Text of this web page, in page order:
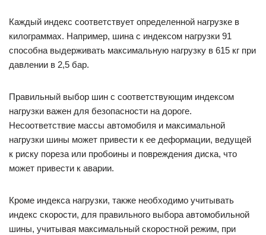
Каждый индекс соответствует определенной нагрузке в
килограммах. Например, шина с индексом нагрузки 91
способна выдерживать максимальную нагрузку в 615 кг при
давлении в 2,5 бар.
Правильный выбор шин с соответствующим индексом
нагрузки важен для безопасности на дороге.
Несоответствие массы автомобиля и максимальной
нагрузки шины может привести к ее деформации, ведущей
к риску пореза или пробоины и повреждения диска, что
может привести к аварии.
Кроме индекса нагрузки, также необходимо учитывать
индекс скорости, для правильного выбора автомобильной
шины, учитывая максимальный скоростной режим, при